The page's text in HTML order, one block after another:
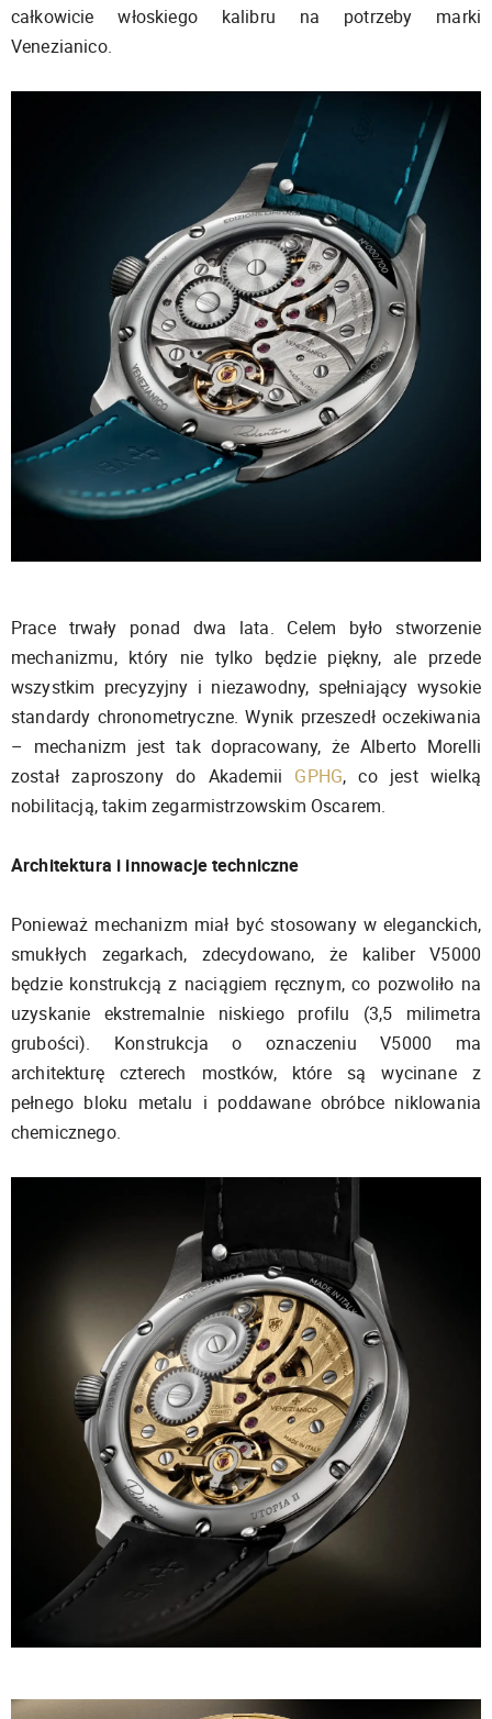
całkowicie włoskiego kalibru na potrzeby marki
Venezianico.
Prace trwały ponad dwa lata. Celem było stworzenie
mechanizmu, który nie tylko będzie piękny, ale przede
wszystkim precyzyjny i niezawodny, spełniający wysokie
standardy chronometryczne. Wynik przeszedł oczekiwania
– mechanizm jest tak dopracowany, że Alberto Morelli
został zaproszony do Akademii GPHG, co jest wielką
nobilitacją, takim zegarmistrzowskim Oscarem.
Architektura i innowacje techniczne
Ponieważ mechanizm miał być stosowany w eleganckich,
smukłych zegarkach, zdecydowano, że kaliber V5000
będzie konstrukcją z naciągiem ręcznym, co pozwoliło na
uzyskanie ekstremalnie niskiego profilu (3,5 milimetra
grubości). Konstrukcja o oznaczeniu V5000 ma
architekturę czterech mostków, które są wycinane z
pełnego bloku metalu i poddawane obróbce niklowania
chemicznego.